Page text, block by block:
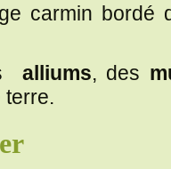
carmin bordé
alliums, des
terre.